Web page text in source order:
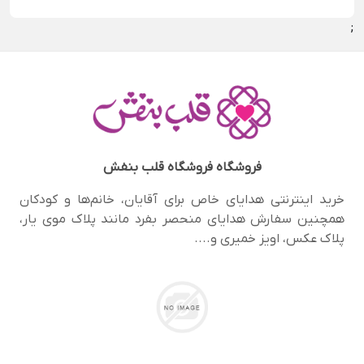
;
فروشگاهفروشگاه قلب بنفش
خرید اینترنتی هدایای خاص برای آقایان، خانم‌ها و کودکان
همچنین سفارش هدایای منحصر‌ بفرد مانند پلاک موی یار،
پلاک عکس، اویز خمیری و....